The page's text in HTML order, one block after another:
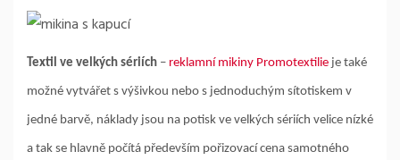
Textil ve velkých sériích – reklamní mikiny Promotextilie je také
možné vytvářet s výšivkou nebo s jednoduchým sítotiskem v
jedné barvě, náklady jsou na potisk ve velkých sériích velice nízké
a tak se hlavně počítá především pořizovací cena samotného